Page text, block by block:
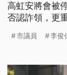
高虹安將會被
否認詐領，更
案，要調查目
市議員 李俊